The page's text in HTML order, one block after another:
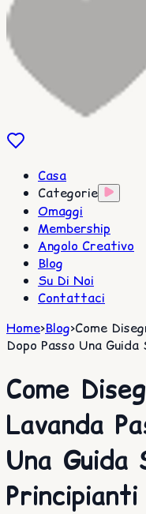
Casa
Categorie
Omaggi
Membership
Angolo Creativo
Blog
Su Di Noi
Contattaci
Home>Blog>Come
Dopo Passo Una
Come
Lavanda
Una Guida
Principianti